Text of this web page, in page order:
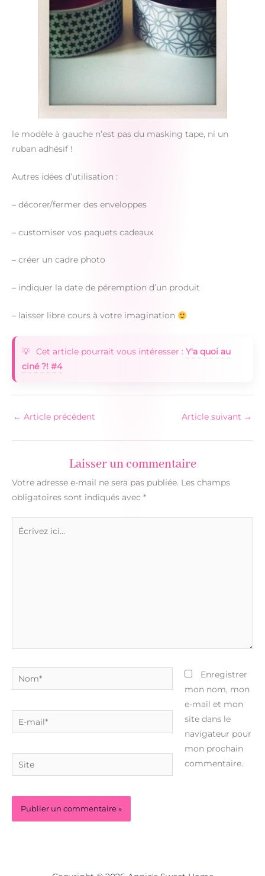
le modèle à gauche n’est pas du masking tape, ni un
ruban adhésif !
Autres idées d’utilisation :
– décorer/fermer des enveloppes
– customiser vos paquets cadeaux
– créer un cadre photo
– indiquer la date de péremption d’un produit
– laisser libre cours à votre imagination
Cet article pourrait vous intéresser :Y'a quoi au
ciné ?! #4
← Article précédent Article suivant →
Laisser un commentaire
Votre adresse e-mail ne sera pas publiée. Les champs
obligatoires sont indiqués avec *
Nom*
E-
mail*
Site
Enregistrer
mon nom, mon
e-mail et mon
site dans le
navigateur pour
mon prochain
commentaire.